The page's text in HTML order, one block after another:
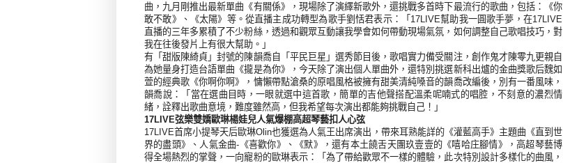
曲，九月剛推出最新單曲《有關係》，現場除了演繹新歌外，還挑戰多首時下最流行的歌曲，包括：《你
敢不敢》、《太陽》等。從直播主成功轉型為歌手劉恬君表示：「17LIVE幫助我一圓歌手夢，在17LIVE
直播的三年多累積了不少粉絲，透過和觀眾互動讓我學會如何帶動現場氣氛，如何調整自己歌唱技巧，對
我在往後發片上有很大幫助。」
有「甜版陳綺貞」封號的陳韻喬自「平民巨星」選秀節目後，歌唱實力備受關注，創作鬼才陳零九更親自
為她量身打造台語單曲《攏是為你》，今天除了演出個人單曲外，還特別挑選新科出爐的金曲獎歌后魏如
萱的經典歌《你啊你啊》，慵懶帶點滄桑的原唱風格被擁有甜美清純嗓音的韻喬改編後，別有一番風味，
韻喬說：「當在選曲目時，一眼就選中這首歌，簡單的吉他聲搭配溫柔呢喃式的唱腔，不刻意的濃烈情
緒，詮釋出歌曲意境，難度雖然高，但我希望每次演出都能夠挑戰自己！」
17LIVE弦樂雙嬌歐琳楊娃兒人氣爆棚高超琴藝扣人心弦
17LIVE首席小提琴天后歐琳Olin也獲選為人氣王出席演出，帶來耳熟能詳的《灌藍高手》主題曲《直到世
界的盡頭》、人氣金曲-《喜歡你》、《默》，還有本土饒舌天團玖壹壹的《嘻哈庄腳情》，高超琴藝博
得全場熱烈的掌聲，一向寵粉的歐琳表示：「為了帶給歡眾不一樣的體驗，此次特別設計多樣化的曲風，